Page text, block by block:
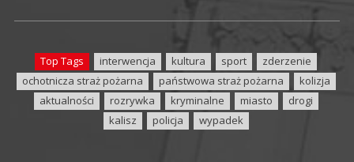
Top Tags interwencja kultura sport
zderzenie
ochotnicza straż pożarna
państwowa straż pożarna
kolizja
aktualności
rozrywka kryminalne miasto
drogi
kalisz
policja wypadek